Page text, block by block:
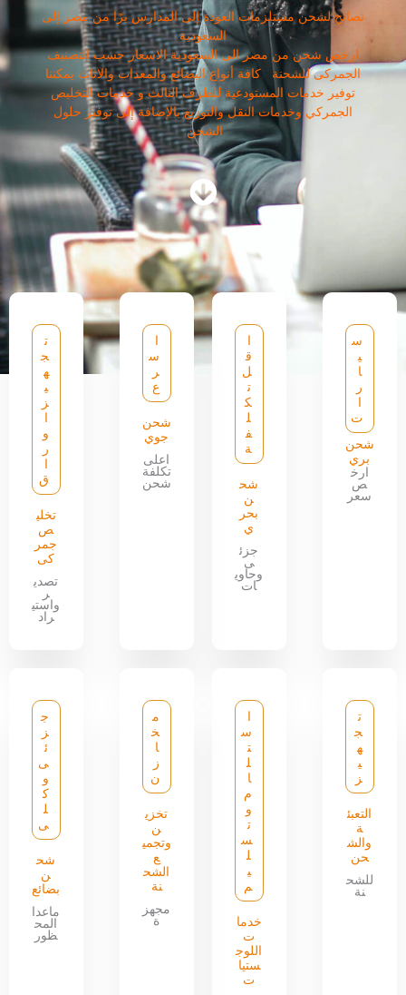
نصائح لشحن مستلزمات العودة إلى المدارس برًا من مصر إلى
السعودية
ارخص شحن من مصر الى السعودية الاسعار حسب التصنيف
الجمركى للشحنة كافة أنواع البضائع والمعدات والاثاث يمكننا
توفير خدمات المستودعية للطرف الثالث و خدمات التخليص
الجمركي وخدمات النقل والتوزيع بالإضافة إلى توفير حلول
الشحن
س
ي
ا
ر
ت
شحن
بري
ارخ
ص
سعر
ق
ل
ت
ك
ل
ف
ة
شح
ن
بحر
ي
جزئ
ى
وحاوي
ات
س
ر
ع
شحن
جوي
اعلى
تكلفة
شحن
ت
ج
ه
ي
ز
و
ر
ق
تخلي
ص
جمر
كى
تصدي
ر
واستي
راد
ت
ج
ه
ي
ز
التعبئ
ة
والش
حن
للشح
نة
س
ت
ل
ا
م
و
ت
س
ل
ي
م
خدما
ت
اللوج
ستيا
ت
م
خ
ا
ز
ن
تخزي
ن
وتجمي
ع
الشح
نة
مجهز
ة
ج
ز
ئ
ى
و
ك
ل
ى
شح
ن
بضائع
ماعدا
المح
ظور